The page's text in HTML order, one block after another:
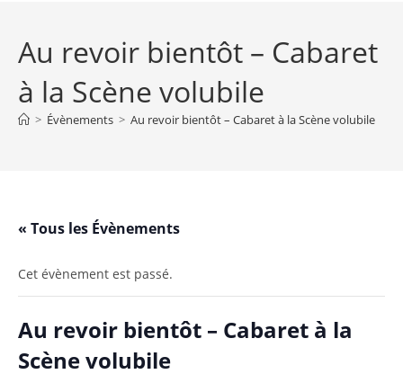
Au revoir bientôt – Cabaret
à la Scène volubile
> Évènements > Au revoir bientôt – Cabaret à la Scène volubile
« Tous les Évènements
Cet évènement est passé.
Au revoir bientôt – Cabaret à la
Scène volubile